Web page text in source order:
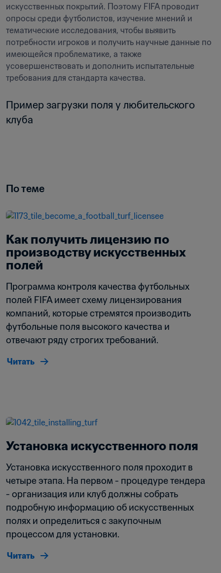
искусственных покрытий. Поэтому FIFA проводит
опросы среди футболистов, изучение мнений и
тематические исследования, чтобы выявить
потребности игроков и получить научные данные по
имеющейся проблематике, а также
усовершенствовать и дополнить испытательные
требования для стандарта качества.
Пример загрузки поля у любительского
клуба
По теме
Как получить лицензию по
производству искусственных
полей
Программа контроля качества футбольных
полей FIFA имеет схему лицензирования
компаний, которые стремятся производить
футбольные поля высокого качества и
отвечают ряду строгих требований.
Читать
Установка искусственного поля
Установка искусственного поля проходит в
четыре этапа. На первом - процедуре тендера
- организация или клуб должны собрать
подробную информацию об искусственных
полях и определиться с закупочным
процессом для установки.
Читать